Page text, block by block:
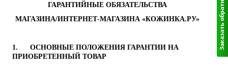
ГАРАНТИЙНЫЕ ОБЯЗАТЕЛЬСТВА
МАГАЗИНА/ИНТЕРНЕТ-МАГАЗИНА «КОЖИНКА.РУ»
1.
ОСНОВНЫЕ ПОЛОЖЕНИЯ ГАРАНТИИ НА
ПРИОБРЕТЕННЫЙ ТОВАР